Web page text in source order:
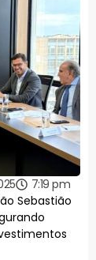
7:19 pm
Sebastião